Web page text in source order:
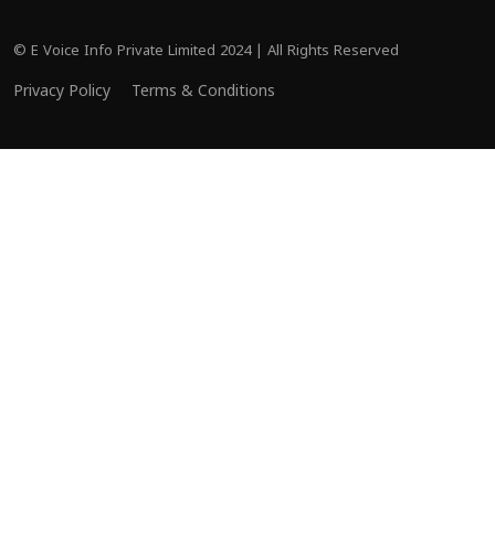
© E Voice Info Private Limited 2024 | All Rights Reserved
Privacy Policy Terms & Conditions